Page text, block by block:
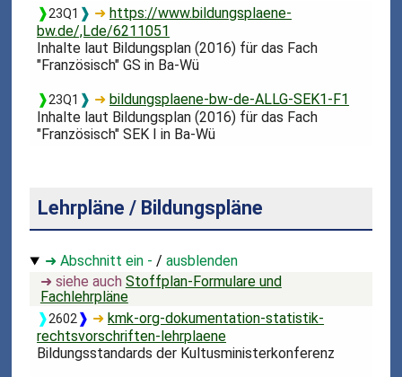
❱23Q1 ❱ ➜https://www.bildungsplaene-
bw.de/,Lde/6211051
Inhalte laut Bildungsplan (2016) für das Fach
"Französisch" GS in Ba-Wü
❱23Q1 ❱ ➜bildungsplaene-bw-de-ALLG-SEK1-F1
Inhalte laut Bildungsplan (2016) für das Fach
"Französisch" SEK I in Ba-Wü
Lehrpläne / Bildungspläne
➜ Abschnitt ein - /ausblenden
➜ siehe auch Stoffplan-Formulare und
Fachlehrpläne
❱2602 ❱ ➜kmk-org-dokumentation-statistik-
rechtsvorschriften-lehrplaene
Bildungsstandards der Kultusministerkonferenz